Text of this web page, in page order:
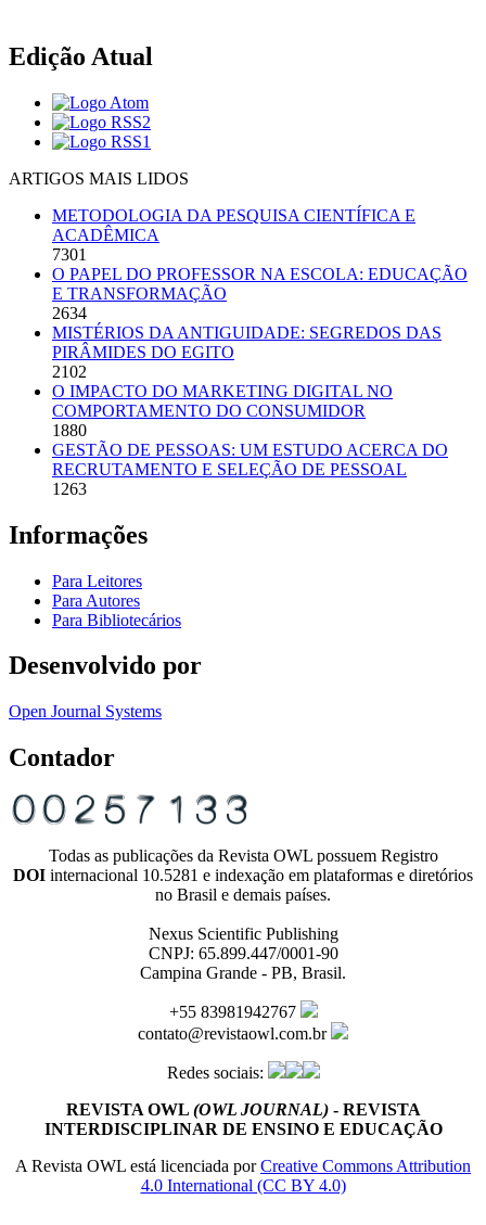
Edição Atual
ARTIGOS MAIS LIDOS
METODOLOGIA DA PESQUISA CIENTÍFICA E
ACADÊMICA
7301
O PAPEL DO PROFESSOR NA ESCOLA: EDUCAÇÃO
E TRANSFORMAÇÃO
2634
MISTÉRIOS DA ANTIGUIDADE: SEGREDOS DAS
PIRÂMIDES DO EGITO
2102
O IMPACTO DO MARKETING DIGITAL NO
COMPORTAMENTO DO CONSUMIDOR
1880
GESTÃO DE PESSOAS: UM ESTUDO ACERCA DO
RECRUTAMENTO E SELEÇÃO DE PESSOAL
1263
Informações
Para Leitores
Para Autores
Para Bibliotecários
Desenvolvido por
Open Journal Systems
Contador
Todas as publicações da Revista OWL possuem Registro
DOI internacional 10.5281 e indexação em plataformas e diretórios
no Brasil e demais países.
Nexus Scientific Publishing
CNPJ: 65.899.447/0001-90
Campina Grande - PB, Brasil.
+55 83981942767
contato@revistaowl.com.br
Redes sociais:
REVISTA OWL (OWL JOURNAL)- REVISTA
INTERDISCIPLINAR DE ENSINO E EDUCAÇÃO
A Revista OWL está licenciada porCreative Commons Attribution
4.0 International (CC BY 4.0)